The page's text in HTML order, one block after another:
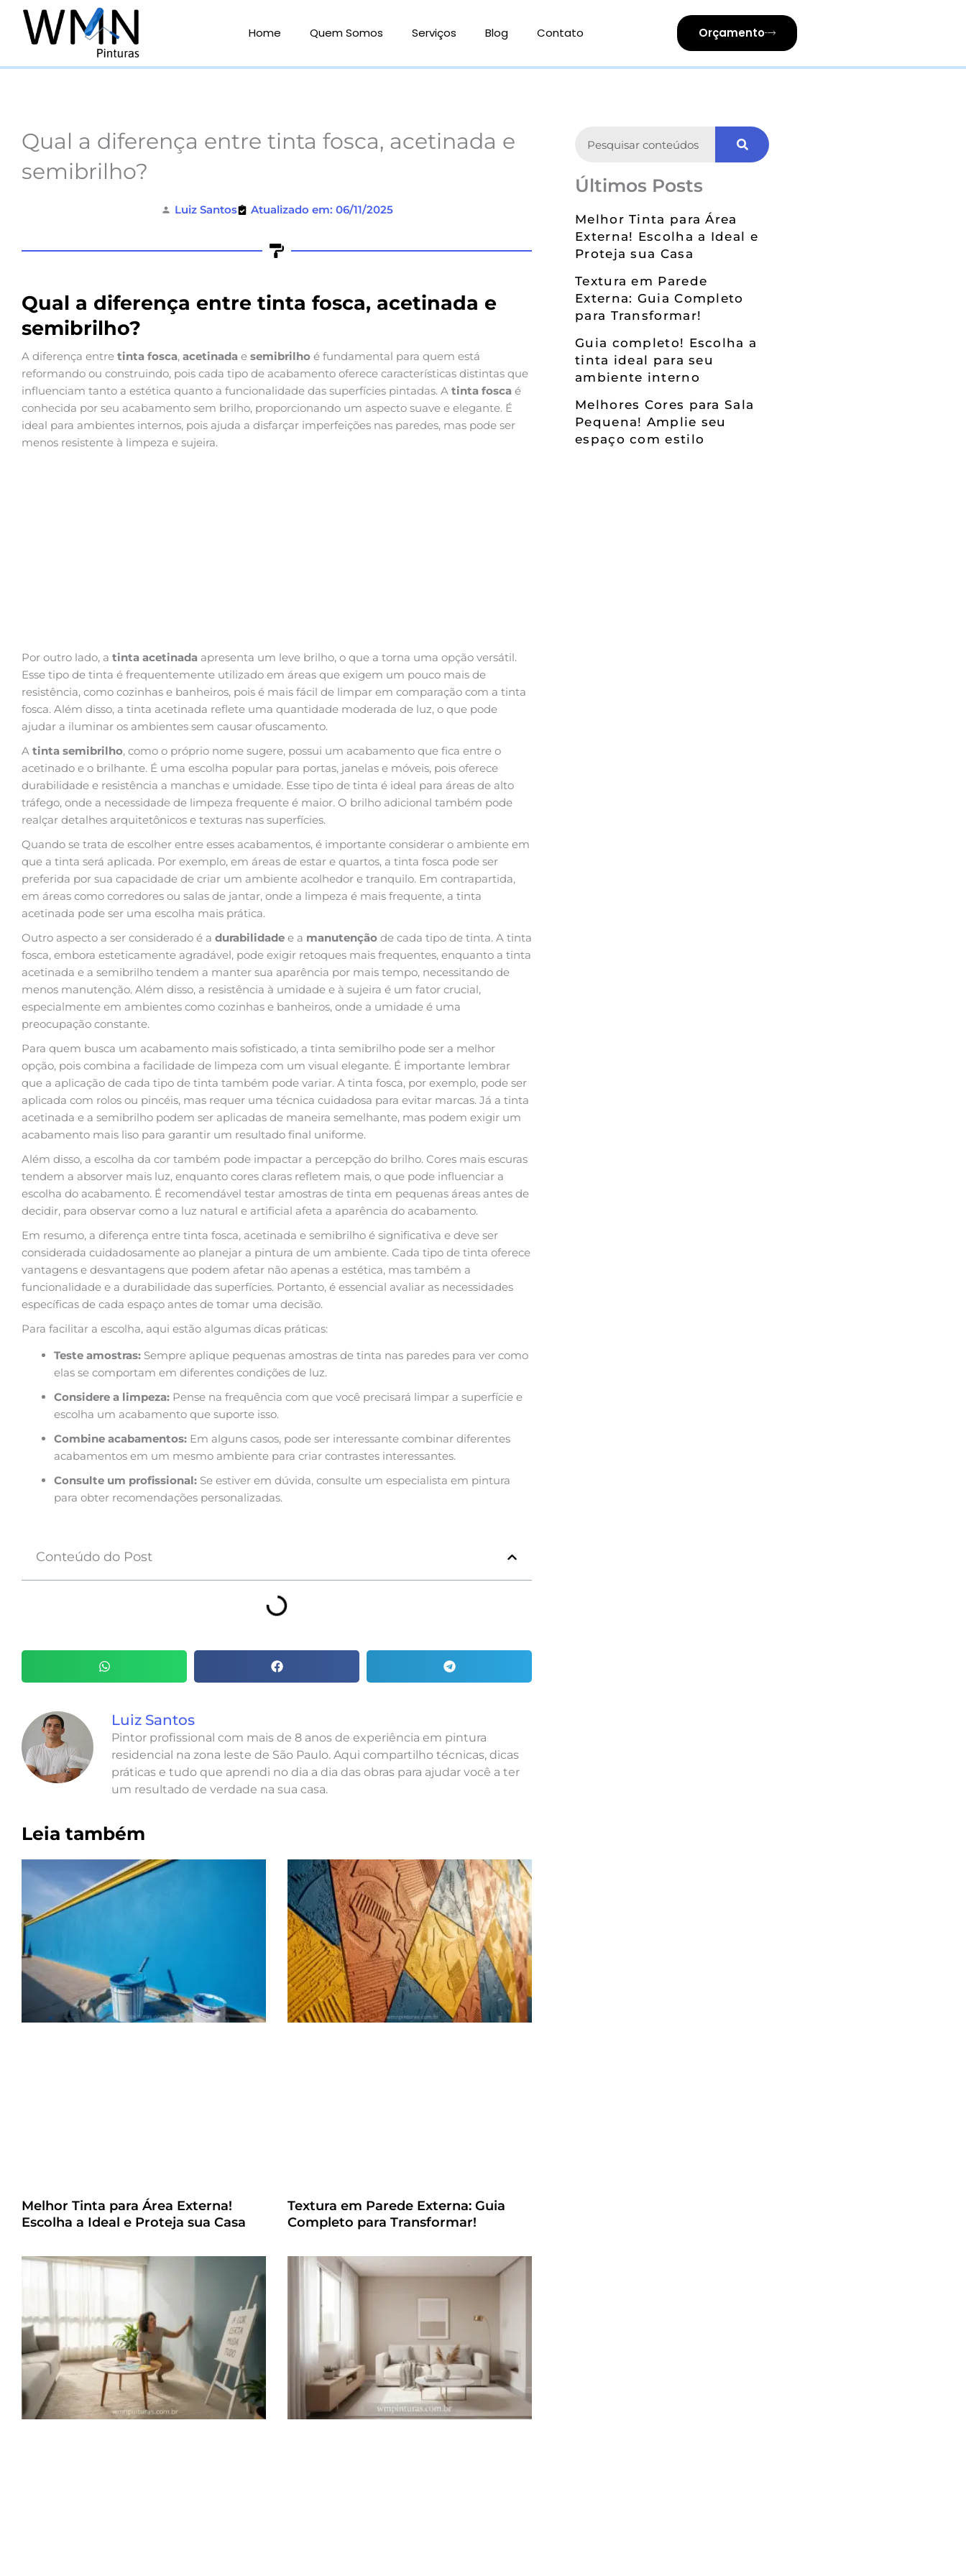
Home Quem Somos Serviços Blog Contato Orçamento
Qual a diferença entre tinta fosca, acetinada e
semibrilho?
Luiz Santos Atualizado em: 06/11/2025
Qual a diferença entre tinta fosca, acetinada e
semibrilho?
A diferença entre tinta fosca, acetinada e semibrilho é fundamental para quem está
reformando ou construindo, pois cada tipo de acabamento oferece características distintas que
influenciam tanto a estética quanto a funcionalidade das superfícies pintadas. A tinta fosca é
conhecida por seu acabamento sem brilho, proporcionando um aspecto suave e elegante. É
ideal para ambientes internos, pois ajuda a disfarçar imperfeições nas paredes, mas pode ser
menos resistente à limpeza e sujeira.
Por outro lado, a tinta acetinada apresenta um leve brilho, o que a torna uma opção versátil.
Esse tipo de tinta é frequentemente utilizado em áreas que exigem um pouco mais de
resistência, como cozinhas e banheiros, pois é mais fácil de limpar em comparação com a tinta
fosca. Além disso, a tinta acetinada reflete uma quantidade moderada de luz, o que pode
ajudar a iluminar os ambientes sem causar ofuscamento.
A tinta semibrilho, como o próprio nome sugere, possui um acabamento que fica entre o
acetinado e o brilhante. É uma escolha popular para portas, janelas e móveis, pois oferece
durabilidade e resistência a manchas e umidade. Esse tipo de tinta é ideal para áreas de alto
tráfego, onde a necessidade de limpeza frequente é maior. O brilho adicional também pode
realçar detalhes arquitetônicos e texturas nas superfícies.
Quando se trata de escolher entre esses acabamentos, é importante considerar o ambiente em
que a tinta será aplicada. Por exemplo, em áreas de estar e quartos, a tinta fosca pode ser
preferida por sua capacidade de criar um ambiente acolhedor e tranquilo. Em contrapartida,
em áreas como corredores ou salas de jantar, onde a limpeza é mais frequente, a tinta
acetinada pode ser uma escolha mais prática.
Outro aspecto a ser considerado é a durabilidade e a manutenção de cada tipo de tinta. A tinta
fosca, embora esteticamente agradável, pode exigir retoques mais frequentes, enquanto a tinta
acetinada e a semibrilho tendem a manter sua aparência por mais tempo, necessitando de
menos manutenção. Além disso, a resistência à umidade e à sujeira é um fator crucial,
especialmente em ambientes como cozinhas e banheiros, onde a umidade é uma
preocupação constante.
Para quem busca um acabamento mais sofisticado, a tinta semibrilho pode ser a melhor
opção, pois combina a facilidade de limpeza com um visual elegante. É importante lembrar
que a aplicação de cada tipo de tinta também pode variar. A tinta fosca, por exemplo, pode ser
aplicada com rolos ou pincéis, mas requer uma técnica cuidadosa para evitar marcas. Já a tinta
acetinada e a semibrilho podem ser aplicadas de maneira semelhante, mas podem exigir um
acabamento mais liso para garantir um resultado final uniforme.
Além disso, a escolha da cor também pode impactar a percepção do brilho. Cores mais escuras
tendem a absorver mais luz, enquanto cores claras refletem mais, o que pode influenciar a
escolha do acabamento. É recomendável testar amostras de tinta em pequenas áreas antes de
decidir, para observar como a luz natural e artificial afeta a aparência do acabamento.
Em resumo, a diferença entre tinta fosca, acetinada e semibrilho é significativa e deve ser
considerada cuidadosamente ao planejar a pintura de um ambiente. Cada tipo de tinta oferece
vantagens e desvantagens que podem afetar não apenas a estética, mas também a
funcionalidade e a durabilidade das superfícies. Portanto, é essencial avaliar as necessidades
específicas de cada espaço antes de tomar uma decisão.
Para facilitar a escolha, aqui estão algumas dicas práticas:
Teste amostras: Sempre aplique pequenas amostras de tinta nas paredes para ver como
elas se comportam em diferentes condições de luz.
Considere a limpeza: Pense na frequência com que você precisará limpar a superfície e
escolha um acabamento que suporte isso.
Combine acabamentos: Em alguns casos, pode ser interessante combinar diferentes
acabamentos em um mesmo ambiente para criar contrastes interessantes.
Consulte um profissional: Se estiver em dúvida, consulte um especialista em pintura
para obter recomendações personalizadas.
Conteúdo do Post
Luiz Santos
Pintor profissional com mais de 8 anos de experiência em pintura
residencial na zona leste de São Paulo. Aqui compartilho técnicas, dicas
práticas e tudo que aprendi no dia a dia das obras para ajudar você a ter
um resultado de verdade na sua casa.
Leia também
Melhor Tinta para Área Externa!
Escolha a Ideal e Proteja sua Casa
Textura em Parede Externa: Guia
Completo para Transformar!
Últimos Posts
Melhor Tinta para Área
Externa! Escolha a Ideal e
Proteja sua Casa
Textura em Parede
Externa: Guia Completo
para Transformar!
Guia completo! Escolha a
tinta ideal para seu
ambiente interno
Melhores Cores para Sala
Pequena! Amplie seu
espaço com estilo